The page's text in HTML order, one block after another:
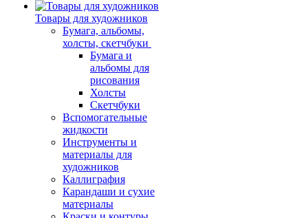
Товары для художников
Бумага, альбомы,
холсты, скетчбуки
Бумага и
альбомы для
рисования
Холсты
Скетчбуки
Вспомогательные
жидкости
Инструменты и
материалы для
художников
Каллиграфия
Карандаши и сухие
материалы